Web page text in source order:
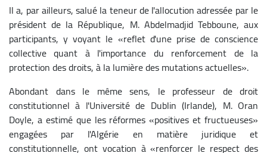
Il a, par ailleurs, salué la teneur de l'allocution adressée par le
président de la République, M. Abdelmadjid Tebboune, aux
participants, y voyant le «reflet d'une prise de conscience
collective quant à l'importance du renforcement de la
protection des droits, à la lumière des mutations actuelles».
Abondant dans le même sens, le professeur de droit
constitutionnel à l'Université de Dublin (Irlande), M. Oran
Doyle, a estimé que les réformes «positives et fructueuses»
engagées par l'Algérie en matière juridique et
constitutionnelle, ont vocation à «renforcer le respect des